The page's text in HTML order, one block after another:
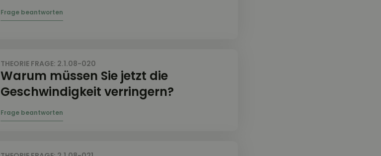
THEORIE FRAGE: 2.1.08-020
Warum müssen Sie jetzt die
Geschwindigkeit verringern?